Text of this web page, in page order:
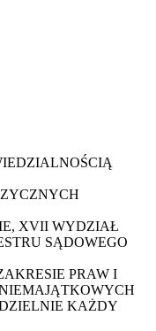
XVII WYDZIAŁ
SĄDOWEGO
PRAW I
KAŻDY